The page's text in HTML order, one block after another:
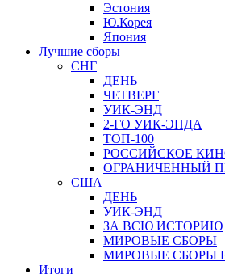
Эстония
Ю.Корея
Япония
Лучшие сборы
СНГ
ДЕНЬ
ЧЕТВЕРГ
УИК-ЭНД
2-ГО УИК-ЭНДА
ТОП-100
РОССИЙСКОЕ
ОГРАНИЧЕННЫЙ
США
ДЕНЬ
УИК-ЭНД
ЗА ВСЮ ИСТОРИЮ
МИРОВЫЕ СБОРЫ
МИРОВЫЕ СБОРЫ
Итоги